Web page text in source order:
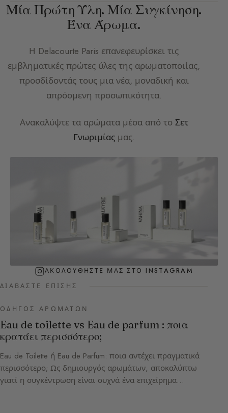
Μία Πρώτη Ύλη. Μία Συγκίνηση.
Ένα Άρωμα.
Η Delacourte Paris επανεφευρίσκει τις
εμβληματικές πρώτες ύλες της αρωματοποιίας,
προσδίδοντάς τους μια νέα, μοναδική και
απρόσμενη προσωπικότητα.
Ανακαλύψτε τα αρώματα μέσα από το Σετ
Γνωριμίαςμας.
ΑΚΟΛΟΥΘΉΣΤΕ ΜΑΣ ΣΤΟ INSTAGRAM
ΔΙΑΒΆΣΤΕ ΕΠΊΣΗΣ
ΟΔΗΓΌΣ ΑΡΩΜΆΤΩΝ
Eau de toilette vs Eau de parfum : ποια
κρατάει περισσότερο;
Eau de Toilette ή Eau de Parfum: ποια αντέχει πραγματικά
περισσότερο; Ως δημιουργός αρωμάτων, αποκαλύπτω
γιατί η συγκέντρωση είναι συχνά ένα επιχείρημα…